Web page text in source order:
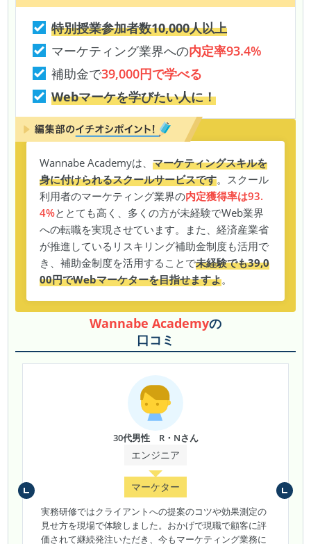
特別授業参加者数10,000人以上
マーケティング業界への内定率93.4%
補助金で39,000円で学べる
Webマーケを学びたい人に！
Wannabe Academyは、マーケティングスキルを
身に付けられるスクールサービスです。スクール
利用者のマーケティング業界の内定獲得率は93.
4%ととても高く、多くの方が未経験でWeb業界
への転職を実現させています。また、経済産業省
が推進しているリスキリング補助金制度も活用で
き、補助金制度を活用することで未経験でも39,0
00円でWebマーケターを目指せますよ。
Wannabe Academyの
口コミ
30代男性 R・Nさん
エンジニア
マーケター
実務研修ではクライアントへの提案のコツや効果測定の
見せ方を現場で体験しました。おかげで現職で顧客に評
価されて継続発注いただき、今もマーケティング業務に